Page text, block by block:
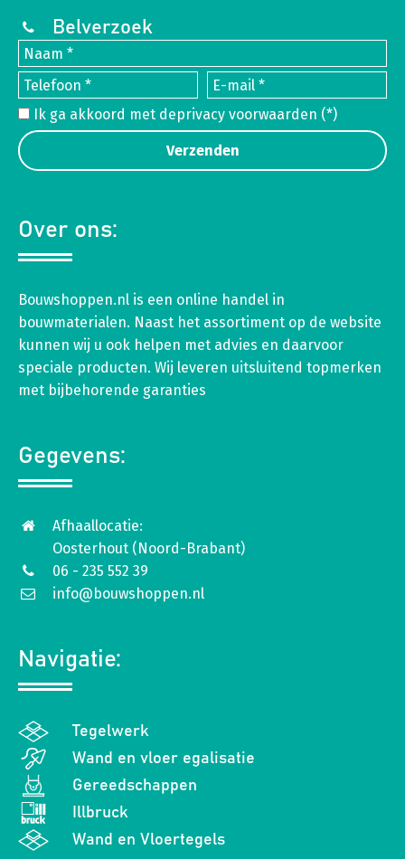
Belverzoek
Ik ga akkoord met deprivacy voorwaarden (*)
Over ons:
Bouwshoppen.nl is een online handel in
bouwmaterialen. Naast het assortiment op de website
kunnen wij u ook helpen met advies en daarvoor
speciale producten. Wij leveren uitsluitend topmerken
met bijbehorende garanties
Gegevens:
Afhaallocatie:
Oosterhout (Noord-Brabant)
06 - 235 552 39
info@bouwshoppen.nl
Navigatie:
Tegelwerk
Wand en vloer egalisatie
Gereedschappen
Illbruck
Wand en Vloertegels